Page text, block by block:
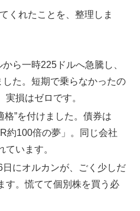
くれたことを、整理しま
ら一時225ドルへ急騰し、
た。短期で乗らなかったの
実損はゼロです。
格”を付けました。債券は
約100倍の夢」。同じ会社
ています。
にオルカンが、ごく少しだ
す。慌てて個別株を買う必